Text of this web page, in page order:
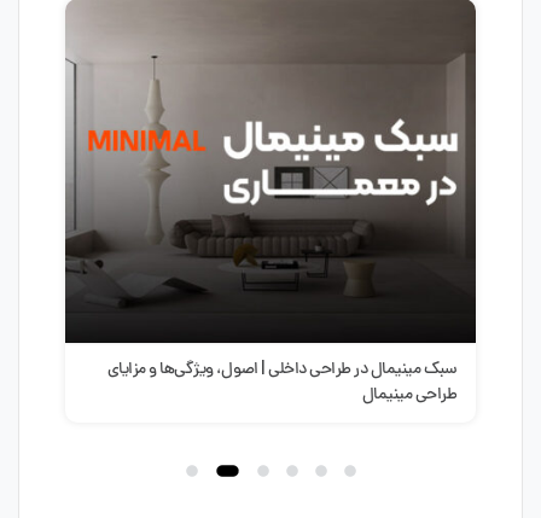
سبک مینیمال در طراحی داخلی | اصول، ویژگی‌ها و مزایای
طراحی مینیمال